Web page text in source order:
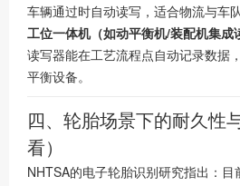
车辆通过时自动读写，适合物流与车队
工位一体机（如动平衡机/装配机集成
读写器能在工艺流程点自动记录数据
平衡设备。
四、轮胎场景下的耐久性
看）
NHTSA的电子轮胎识别研究指出：目